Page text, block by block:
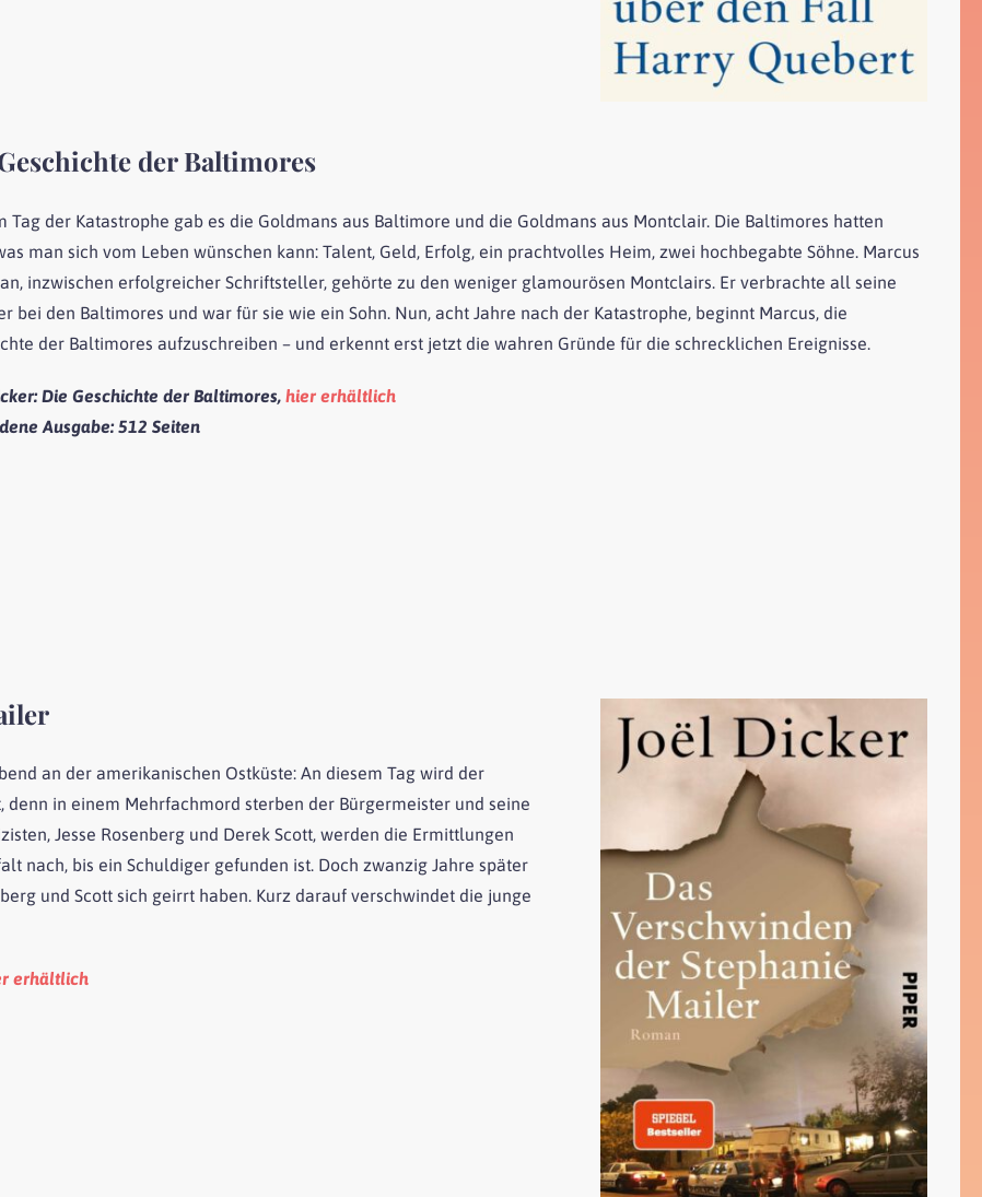
der Baltimores
Tag der Katastrophe gab es die Goldmans aus Baltimore und die Goldmans aus Montclair. Die Baltimores hatten
man sich vom Leben wünschen kann: Talent, Geld, Erfolg, ein prachtvolles Heim, zwei hochbegabte Söhne. Marcus
inzwischen erfolgreicher Schriftsteller, gehörte zu den weniger glamourösen Montclairs. Er verbrachte all seine
bei den Baltimores und war für sie wie ein Sohn. Nun, acht Jahre nach der Katastrophe, beginnt Marcus, die
der Baltimores aufzuschreiben – und erkennt erst jetzt die wahren Gründe für die schrecklichen Ereignisse.
: Die Geschichte der Baltimores,hier erhältlich
Ausgabe:512 Seiten
an der amerikanischen Ostküste: An diesem Tag wird der
in einem Mehrfachmord sterben der Bürgermeister und seine
Jesse Rosenberg und Derek Scott, werden die Ermittlungen
nach, bis ein Schuldiger gefunden ist. Doch zwanzig Jahre später
und Scott sich geirrt haben. Kurz darauf verschwindet die junge
erhältlich